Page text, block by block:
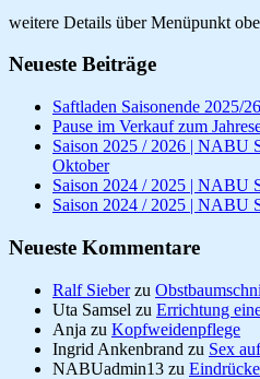
weitere Details über Menüpunkt
Neueste Beiträge
Saftladen Saisonende 2025/26
Pause im Verkauf zum
Saison 2025 / 2026 | NABU
Oktober
Saison 2024 / 2025 | NABU
Saison 2024 / 2025 | NABU
Neueste Kommentare
Ralf Sieberzu
Uta Samsel zu Errichtung
Anja zu Kopfweidenpflege
Ingrid Ankenbrand zu Sex
NABUadmin13 zu